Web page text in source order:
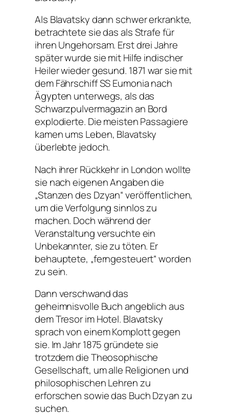
Als Blavatsky dann schwer erkrankte,
betrachtete sie das als Strafe für
ihren Ungehorsam. Erst drei Jahre
später wurde sie mit Hilfe indischer
Heiler wieder gesund. 1871 war sie mit
dem Fährschiff SS Eumonia nach
Ägypten unterwegs, als das
Schwarzpulvermagazin an Bord
explodierte. Die meisten Passagiere
kamen ums Leben, Blavatsky
überlebte jedoch.
Nach ihrer Rückkehr in London wollte
sie nach eigenen Angaben die
„Stanzen des Dzyan“ veröffentlichen,
um die Verfolgung sinnlos zu
machen. Doch während der
Veranstaltung versuchte ein
Unbekannter, sie zu töten. Er
behauptete, „ferngesteuert“ worden
zu sein.
Dann verschwand das
geheimnisvolle Buch angeblich aus
dem Tresor im Hotel. Blavatsky
sprach von einem Komplott gegen
sie. Im Jahr 1875 gründete sie
trotzdem die Theosophische
Gesellschaft, um alle Religionen und
philosophischen Lehren zu
erforschen sowie das Buch Dzyan zu
suchen.